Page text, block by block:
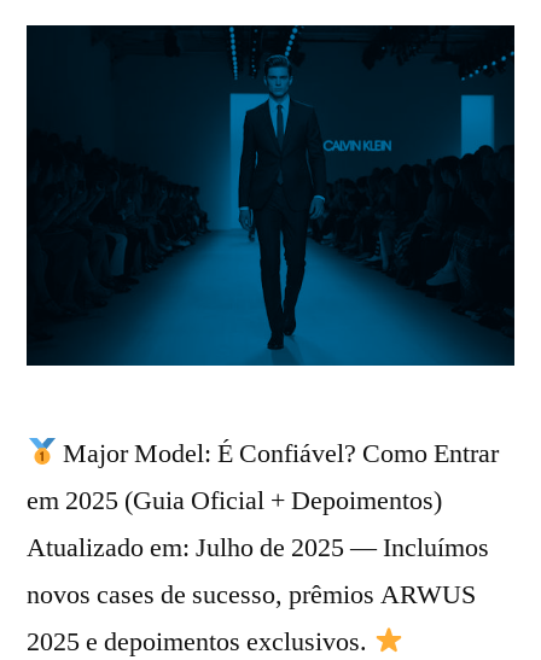
Major Model: É Confiável? Como Entrar
em 2025 (Guia Oficial + Depoimentos)
Atualizado em: Julho de 2025 — Incluímos
novos cases de sucesso, prêmios ARWUS
2025 e depoimentos exclusivos.